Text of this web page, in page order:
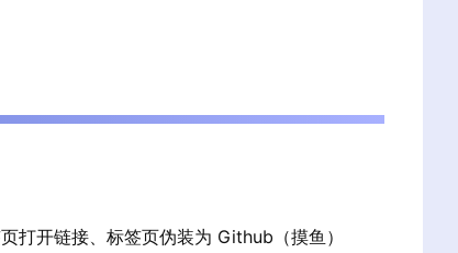
打开链接、标签页伪装为 Github（摸鱼）